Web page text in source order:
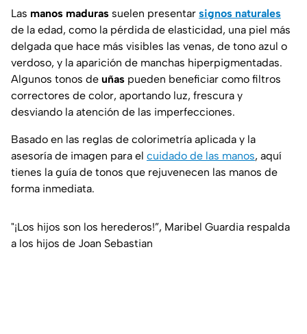
Las manos maduras suelen presentar signos naturales
de la edad, como la pérdida de elasticidad, una piel más
delgada que hace más visibles las venas, de tono azul o
verdoso, y la aparición de manchas hiperpigmentadas.
Algunos tonos de uñas pueden beneficiar como filtros
correctores de color, aportando luz, frescura y
desviando la atención de las imperfecciones.
Basado en las reglas de colorimetría aplicada y la
asesoría de imagen para el cuidado de las manos, aquí
tienes la guía de tonos que rejuvenecen las manos de
forma inmediata.
"¡Los hijos son los herederos!”, Maribel Guardia respalda
a los hijos de Joan Sebastian